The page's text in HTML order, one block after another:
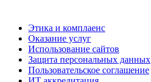
Этика и комплаенс
Оказание услуг
Использование сайтов
Защита персональных данных
Пользовательское соглашение